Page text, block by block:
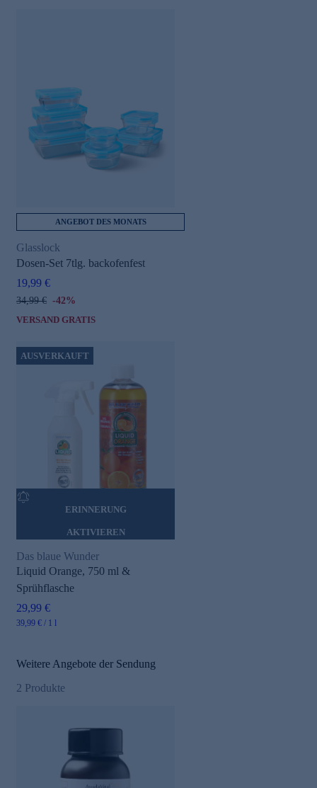
ANGEBOT DES MONATS
Glasslock
Dosen-Set 7tlg. backofenfest
19,99 €
34,99 € -42%
VERSAND GRATIS
AUSVERKAUFT
ERINNERUNG
AKTIVIEREN
Das blaue Wunder
Liquid Orange, 750 ml &
Sprühflasche
29,99 €
39,99 € / 1 l
Weitere Angebote der Sendung
2 Produkte